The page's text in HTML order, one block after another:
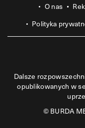
O nas
Polityka
Dalsze
opublikowanych w
©BURDA